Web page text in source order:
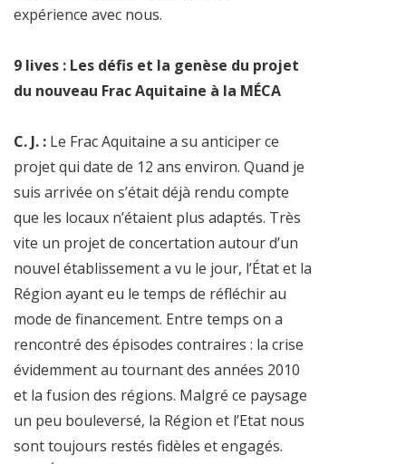
expérience avec nous.
9 lives : Les défis et la genèse du projet
du nouveau Frac Aquitaine à la MÉCA
C. J. : Le Frac Aquitaine a su anticiper ce
projet qui date de 12 ans environ. Quand je
suis arrivée on s’était déjà rendu compte
que les locaux n’étaient plus adaptés. Très
vite un projet de concertation autour d’un
nouvel établissement a vu le jour, l’État et la
Région ayant eu le temps de réfléchir au
mode de financement. Entre temps on a
rencontré des épisodes contraires : la crise
évidemment au tournant des années 2010
et la fusion des régions. Malgré ce paysage
un peu bouleversé, la Région et l’Etat nous
sont toujours restés fidèles et engagés.